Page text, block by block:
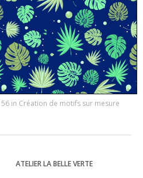
in Création de motifs sur mesure
ATELIER LA BELLE VERTE